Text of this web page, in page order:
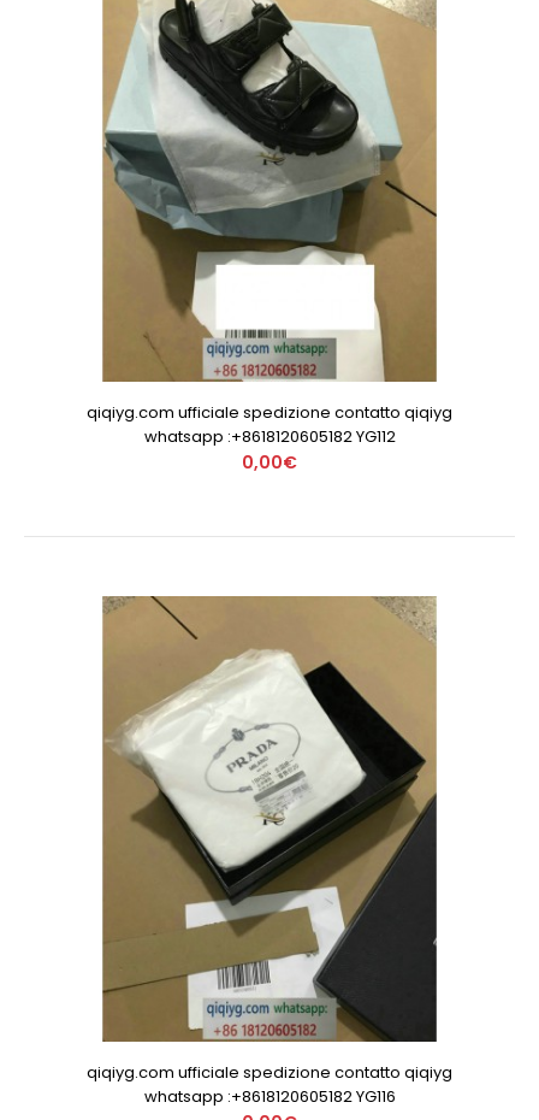
qiqiyg.com ufficiale spedizione contatto qiqiyg
whatsapp :+8618120605182 YG112
0,00€
qiqiyg.com ufficiale spedizione contatto qiqiyg
whatsapp :+8618120605182 YG116